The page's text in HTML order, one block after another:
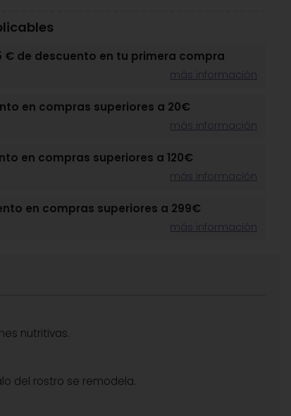
€ de descuento en tu primera compra
más información
en compras superiores a 20€
más información
en compras superiores a 120€
más información
en compras superiores a 299€
más información
nutritivas.
del rostro se remodela.